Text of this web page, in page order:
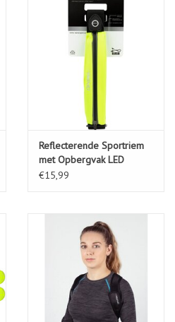
Reflecterende Sportriem
met Opbergvak LED
€15,99